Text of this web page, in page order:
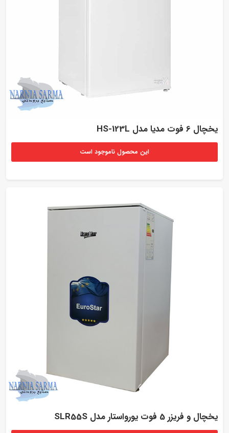
یخچال 6 فوت مدیا مدل HS-123L
این محصول ناموجود است
یخچال و فریزر 5 فوت یورواستار مدل SLR55S